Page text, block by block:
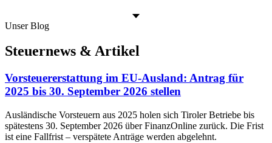
Unser Blog
Steuernews & Artikel
Vorsteuererstattung im EU-Ausland: Antrag für
2025 bis 30. September 2026 stellen
Ausländische Vorsteuern aus 2025 holen sich Tiroler Betriebe bis
spätestens 30. September 2026 über FinanzOnline zurück. Die Frist
ist eine Fallfrist – verspätete Anträge werden abgelehnt.